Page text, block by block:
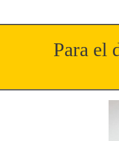
Para el